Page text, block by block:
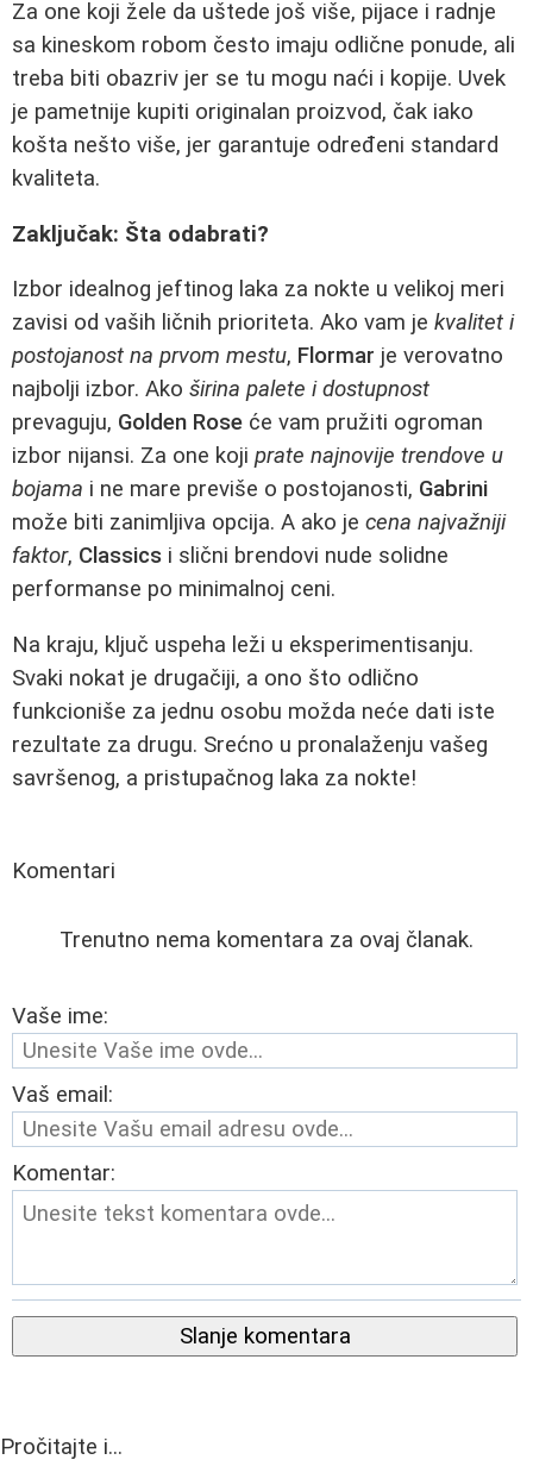
Za one koji žele da uštede još više, pijace i radnje
sa kineskom robom često imaju odlične ponude, ali
treba biti obazriv jer se tu mogu naći i kopije. Uvek
je pametnije kupiti originalan proizvod, čak iako
košta nešto više, jer garantuje određeni standard
kvaliteta.
Zaključak: Šta odabrati?
Izbor idealnog jeftinog laka za nokte u velikoj meri
zavisi od vaših ličnih prioriteta. Ako vam je kvalitet i
postojanost na prvom mestu, Flormar je verovatno
najbolji izbor. Ako širina palete i dostupnost
prevaguju, Golden Rose će vam pružiti ogroman
izbor nijansi. Za one koji prate najnovije trendove u
bojama i ne mare previše o postojanosti, Gabrini
može biti zanimljiva opcija. A ako je cena najvažniji
faktor, Classics i slični brendovi nude solidne
performanse po minimalnoj ceni.
Na kraju, ključ uspeha leži u eksperimentisanju.
Svaki nokat je drugačiji, a ono što odlično
funkcioniše za jednu osobu možda neće dati iste
rezultate za drugu. Srećno u pronalaženju vašeg
savršenog, a pristupačnog laka za nokte!
Komentari
Trenutno nema komentara za ovaj članak.
Vaše ime:
Vaš email:
Komentar:
Slanje komentara
Pročitajte i...